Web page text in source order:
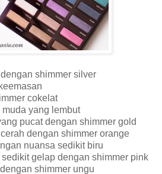
shimmer silver
cokelat
yang lembut
pucat dengan shimmer gold
dengan shimmer orange
nuansa sedikit biru
gelap dengan shimmer pink
shimmer ungu